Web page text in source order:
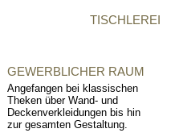
TISCHLEREI
GEWERBLICHER RAUM
Angefangen bei klassischen
Theken über Wand- und
Deckenverkleidungen bis hin
zur gesamten Gestaltung.